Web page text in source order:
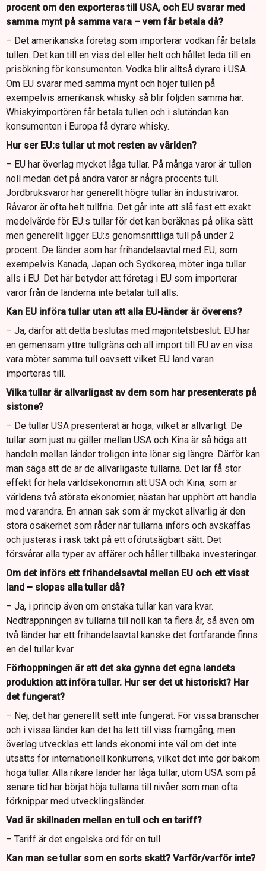
procent om den exporteras till USA, och EU svarar med
samma mynt på samma vara – vem får betala då?
– Det amerikanska företag som importerar vodkan får betala
tullen. Det kan till en viss del eller helt och hållet leda till en
prisökning för konsumenten. Vodka blir alltså dyrare i USA.
Om EU svarar med samma mynt och höjer tullen på
exempelvis amerikansk whisky så blir följden samma här.
Whiskyimportören får betala tullen och i slutändan kan
konsumenten i Europa få dyrare whisky.
Hur ser EU:s tullar ut mot resten av världen?
– EU har överlag mycket låga tullar. På många varor är tullen
noll medan det på andra varor är några procents tull.
Jordbruksvaror har generellt högre tullar än industrivaror.
Råvaror är ofta helt tullfria. Det går inte att slå fast ett exakt
medelvärde för EU:s tullar för det kan beräknas på olika sätt
men generellt ligger EU:s genomsnittliga tull på under 2
procent. De länder som har frihandelsavtal med EU, som
exempelvis Kanada, Japan och Sydkorea, möter inga tullar
alls i EU. Det här betyder att företag i EU som importerar
varor från de länderna inte betalar tull alls.
Kan EU införa tullar utan att alla EU-länder är överens?
– Ja, därför att detta beslutas med majoritetsbeslut. EU har
en gemensam yttre tullgräns och all import till EU av en viss
vara möter samma tull oavsett vilket EU land varan
importeras till.
Vilka tullar är allvarligast av dem som har presenterats på
sistone?
– De tullar USA presenterat är höga, vilket är allvarligt. De
tullar som just nu gäller mellan USA och Kina är så höga att
handeln mellan länder troligen inte lönar sig längre. Därför kan
man säga att de är de allvarligaste tullarna. Det lär få stor
effekt för hela världsekonomin att USA och Kina, som är
världens två största ekonomier, nästan har upphört att handla
med varandra. En annan sak som är mycket allvarlig är den
stora osäkerhet som råder när tullarna införs och avskaffas
och justeras i rask takt på ett oförutsägbart sätt. Det
försvårar alla typer av affärer och håller tillbaka investeringar.
Om det införs ett frihandelsavtal mellan EU och ett visst
land – slopas alla tullar då?
– Ja, i princip även om enstaka tullar kan vara kvar.
Nedtrappningen av tullarna till noll kan ta flera år, så även om
två länder har ett frihandelsavtal kanske det fortfarande finns
en del tullar kvar.
Förhoppningen är att det ska gynna det egna landets
produktion att införa tullar. Hur ser det ut historiskt? Har
det fungerat?
– Nej, det har generellt sett inte fungerat. För vissa branscher
och i vissa länder kan det ha lett till viss framgång, men
överlag utvecklas ett lands ekonomi inte väl om det inte
utsätts för internationell konkurrens, vilket det inte gör bakom
höga tullar. Alla rikare länder har låga tullar, utom USA som på
senare tid har börjat höja tullarna till nivåer som man ofta
förknippar med utvecklingsländer.
Vad är skillnaden mellan en tull och en tariff?
– Tariff är det engelska ord för en tull.
Kan man se tullar som en sorts skatt? Varför/varför inte?